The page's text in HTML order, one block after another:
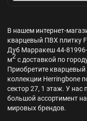
В нашем интернет-
кварцевый ПВХ плитку
Дуб Марракеш 44-81996-
м2с доставкой по
Приобретите
коллекции Herringbone
сектор 27, 1 этаж. У нас
большой ассортимент
мировых брендов.